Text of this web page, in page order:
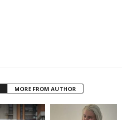
MORE FROM AUTHOR